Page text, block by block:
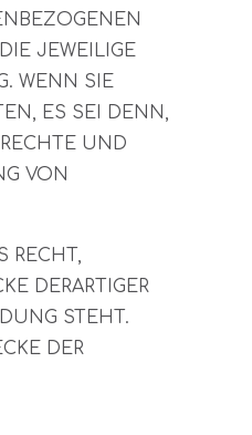
JEWEILIGE
WENN SIE
ES SEI DENN,
UND
VON
RECHT,
DERARTIGER
STEHT.
DER